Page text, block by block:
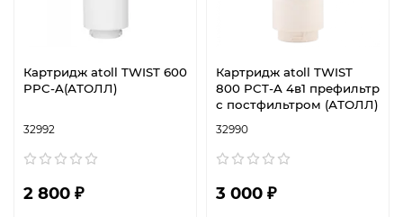
Картридж atoll TWIST 600
PPC-A(АТОЛЛ)
32992
2 800 ₽
Картридж atoll TWIST
800 PCT-A 4в1 префильтр
с постфильтром (АТОЛЛ)
32990
3 000 ₽